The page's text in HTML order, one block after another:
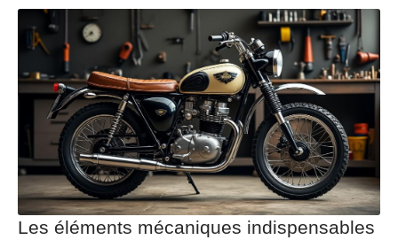
Les éléments mécaniques indispensables